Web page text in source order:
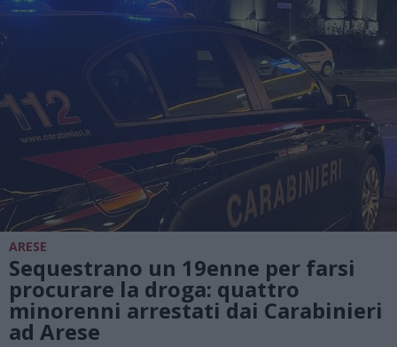
ARESE
Sequestrano un 19enne per farsi
procurare la droga: quattro
minorenni arrestati dai Carabinieri
ad Arese